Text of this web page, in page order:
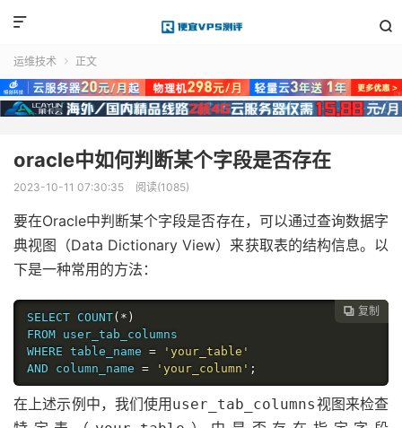


运维技术  正文
oracle中如何判断某个字段是否存在
2023-10-11 07:30:35 阅读(1085)
要在Oracle中判断某个字段是否存在，可以通过查询数据字
典视图（Data Dictionary View）来获取表的结构信息。以
下是一种常用的方法：
 复制
SELECT COUNT(*)
FROM user_tab_columns
WHERE table_name =
'your_table'
AND column_name = 'your_column' ;
在上述示例中，我们使用user_tab_columns 视图来检查